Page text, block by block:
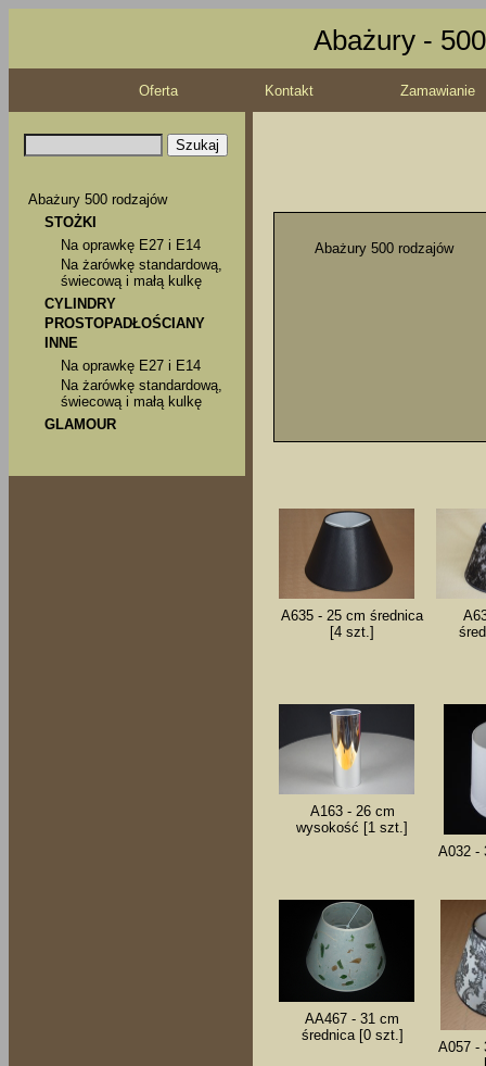
Abażury -
Oferta Kontakt Zamawianie
Abażury 500 rodzajów
STOŻKI
Na oprawkę E27 i E14
Na żarówkę standardową,
świecową i małą kulkę
CYLINDRY
PROSTOPADŁOŚCIANY
INNE
Na oprawkę E27 i E14
Na żarówkę standardową,
świecową i małą kulkę
GLAMOUR
Abażury 500 rodzajów
A635 - 25 cm średnica
[4 szt.]
A163 - 26 cm
wysokość [1 szt.]
A032 -
AA467 - 31 cm
średnica [0 szt.]
A057 -